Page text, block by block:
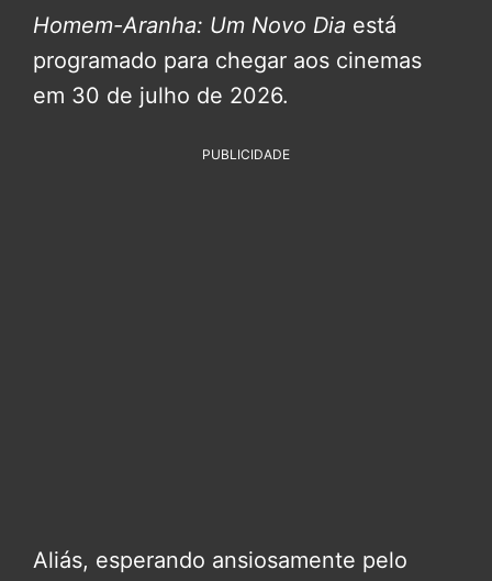
Homem-Aranha: Um Novo Dia está
programado para chegar aos cinemas
em 30 de julho de 2026.
PUBLICIDADE
Aliás, esperando ansiosamente pelo